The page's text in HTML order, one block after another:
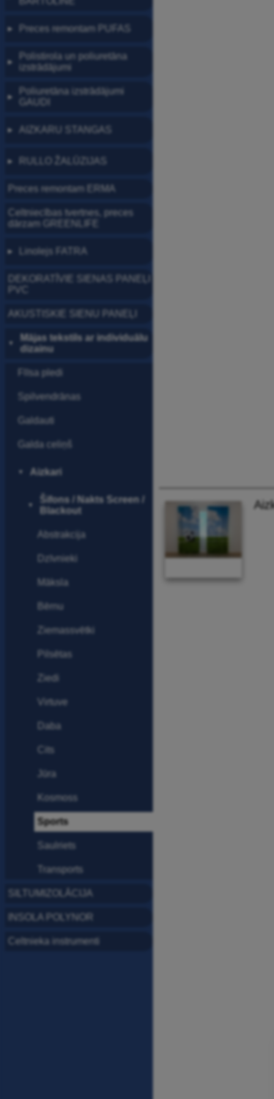
▶ Preces remontam PUFAS
▶
Polistirola un poliuretāna
izstrādājumi
▶
Poliuretāna izstrādājumi
GAUDI
▶ AIZKARU STANGAS
▶ RULLO ŽALŪZIJAS
Preces remontam ERMA
Celtniecības tvertnes, preces
dārzam GREENLIFE
▶ Linolejs FATRA
DEKORATĪVIE SIENAS PANEĻI
PVC
AKUSTISKIE SIENU PANEĻI
▼
Mājas tekstils ar individuālu
dizainu
Flīsa pledi
Spilvendrānas
Galdauti
Galda celiņš
▼ Aizkari
▼
Šifons / Nakts Screen /
Blackout
Abstrakcija
Dzīvnieki
Māksla
Bērnu
Ziemassvētki
Pilsētas
Ziedi
Virtuve
Daba
Cits
Jūra
Kosmoss
Sports
Saulriets
Transports
SILTUMIZOLĀCIJA
INSOLA POLYNOR
Celtnieka instrumenti